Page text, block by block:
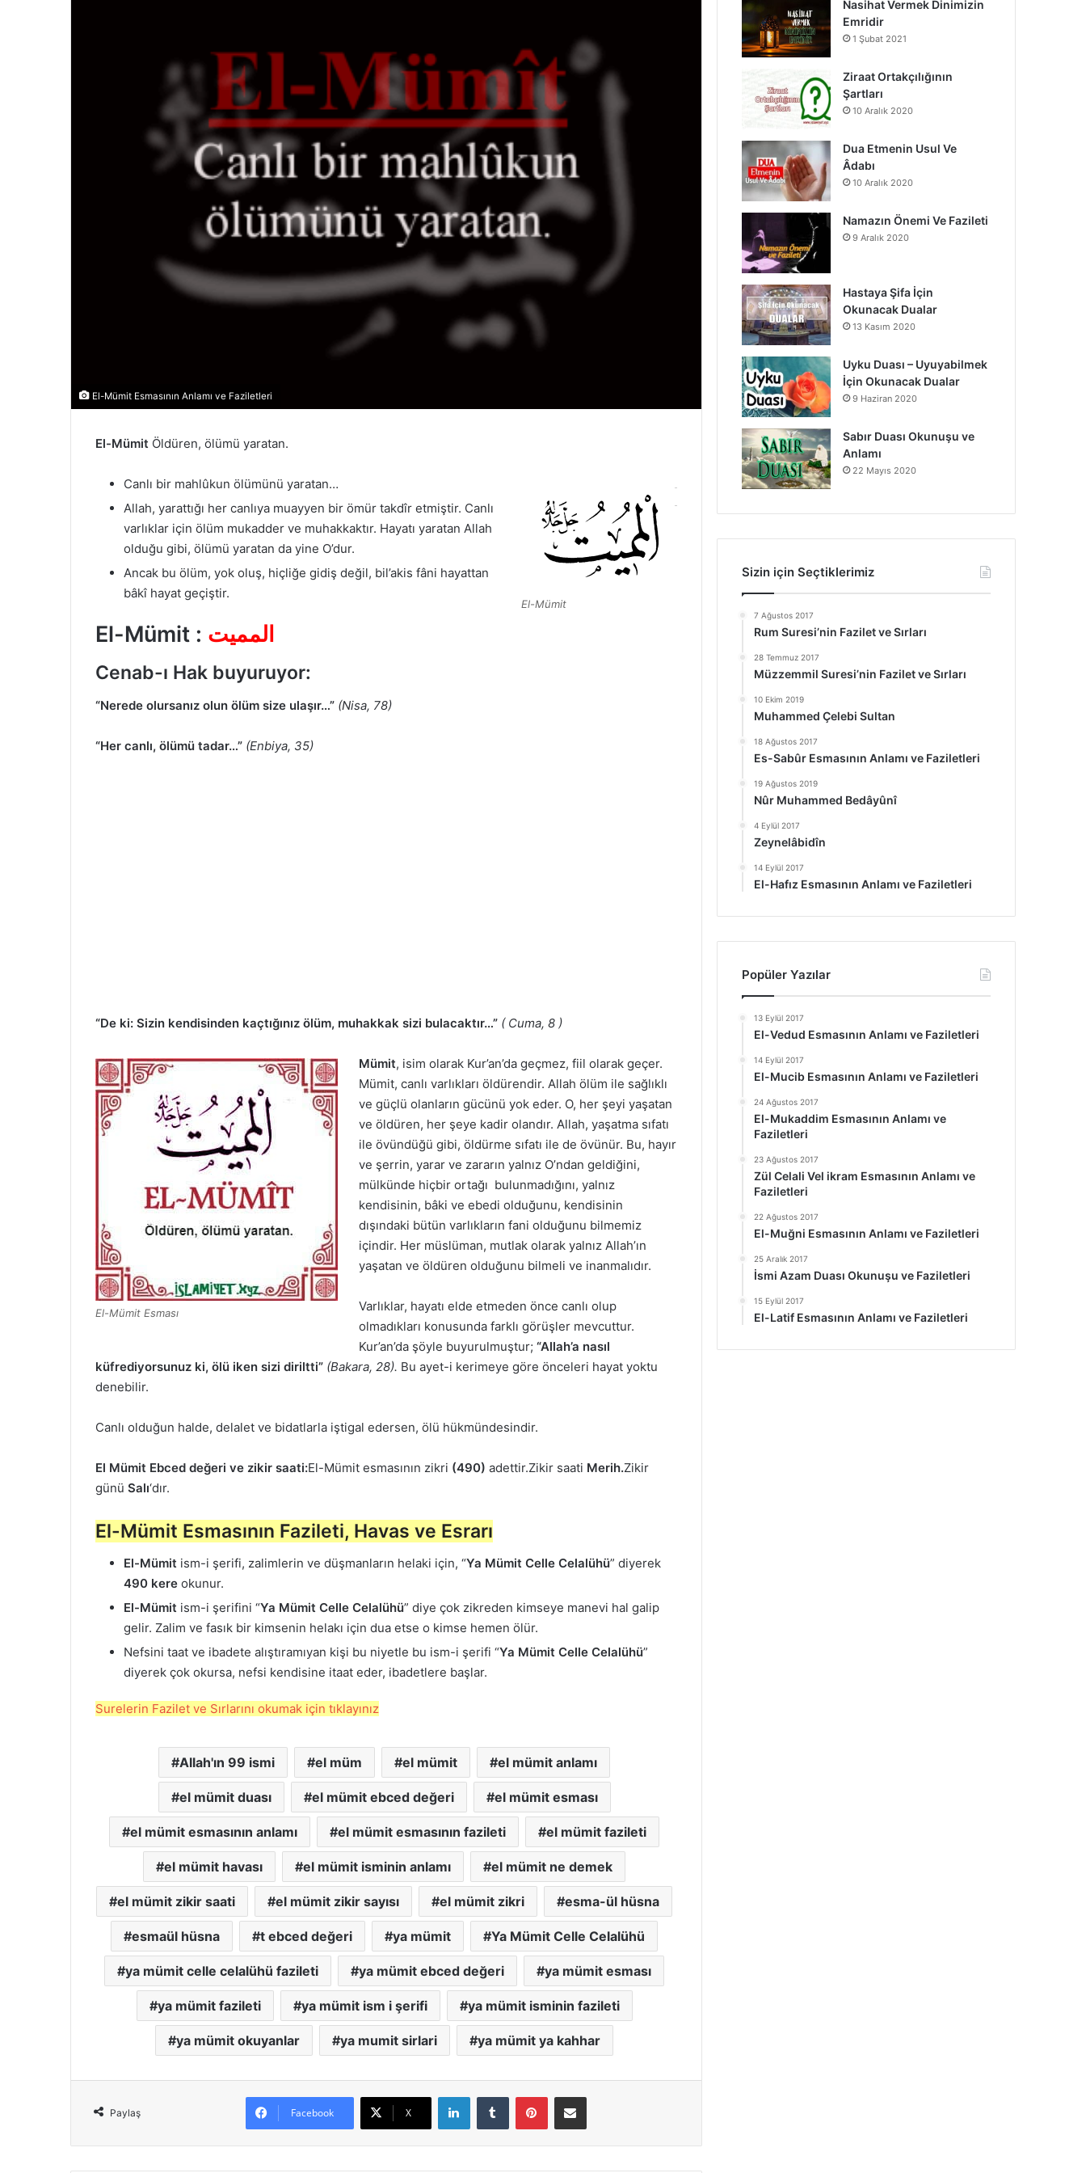
El-Mümit Esmasının Anlamı ve Faziletleri
El-Mümit Öldüren, ölümü yaratan.
El-Mümit
Canlı bir mahlûkun ölümünü yaratan…
Allah, yarattığı her canlıya muayyen bir ömür takdîr etmiştir. Canlı
varlıklar için ölüm mukadder ve muhakkaktır. Hayatı yaratan Allah
olduğu gibi, ölümü yaratan da yine O’dur.
Ancak bu ölüm, yok oluş, hiçliğe gidiş değil, bil’akis fâni hayattan
bâkî hayat geçiştir.
El-Mümit : المميت
Cenab-ı Hak buyuruyor:
“Nerede olursanız olun ölüm size ulaşır…” (Nisa, 78)
“Her canlı, ölümü tadar…” (Enbiya, 35)
“De ki: Sizin kendisinden kaçtığınız ölüm, muhakkak sizi bulacaktır…” ( Cuma, 8 )
El-Mümit Esması
Mümit, isim olarak Kur’an’da geçmez, fiil olarak geçer.
Mümit, canlı varlıkları öldürendir. Allah ölüm ile sağlıklı
ve güçlü olanların gücünü yok eder. O, her şeyi yaşatan
ve öldüren, her şeye kadir olandır. Allah, yaşatma sıfatı
ile övündüğü gibi, öldürme sıfatı ile de övünür. Bu, hayır
ve şerrin, yarar ve zararın yalnız O’ndan geldiğini,
mülkünde hiçbir ortağı bulunmadığını, yalnız
kendisinin, bâki ve ebedi olduğunu, kendisinin
dışındaki bütün varlıkların fani olduğunu bilmemiz
içindir. Her müslüman, mutlak olarak yalnız Allah’ın
yaşatan ve öldüren olduğunu bilmeli ve inanmalıdır.
Varlıklar, hayatı elde etmeden önce canlı olup
olmadıkları konusunda farklı görüşler mevcuttur.
Kur’an’da şöyle buyurulmuştur; “Allah’a nasıl
küfrediyorsunuz ki, ölü iken sizi diriltti” (Bakara, 28). Bu ayet-i kerimeye göre önceleri hayat yoktu
denebilir.
Canlı olduğun halde, delalet ve bidatlarla iştigal edersen, ölü hükmündesindir.
El Mümit Ebced değeri ve zikir saati:El-Mümit esmasının zikri (490) adettir.Zikir saati Merih.Zikir
günü Salı‘dır.
El-Mümit Esmasının Fazileti, Havas ve Esrarı
El-Mümit ism-i şerifi, zalimlerin ve düşmanların helaki için, “Ya Mümit Celle Celalühü” diyerek
490 kere okunur.
El-Mümit ism-i şerifini “Ya Mümit Celle Celalühü” diye çok zikreden kimseye manevi hal galip
gelir. Zalim ve fasık bir kimsenin helakı için dua etse o kimse hemen ölür.
Nefsini taat ve ibadete alıştıramıyan kişi bu niyetle bu ism-i şerifi “Ya Mümit Celle Celalühü”
diyerek çok okursa, nefsi kendisine itaat eder, ibadetlere başlar.
Surelerin Fazilet ve Sırlarını okumak için tıklayınız
Allah'ın 99 ismi el müm el mümit el mümit anlamı
el mümit duası el mümit ebced değeri el mümit esması
el mümit esmasının anlamı el mümit esmasının fazileti el mümit fazileti
el mümit havası el mümit isminin anlamı el mümit ne demek
el mümit zikir saati el mümit zikir sayısı el mümit zikri esma-ül hüsna
esmaül hüsna t ebced değeri ya mümit Ya Mümit Celle Celalühü
ya mümit celle celalühü fazileti ya mümit ebced değeri ya mümit esması
ya mümit fazileti ya mümit ism i şerifi ya mümit isminin fazileti
ya mümit okuyanlar ya mumit sirlari ya mümit ya kahhar
Paylaş Facebook X
LinkedIn Tumblr Pinterest E-Posta ile paylaş
o
o
k
b
g
a
Nasihat Vermek Dinimizin
Emridir
1 Şubat 2021
Ziraat Ortakçılığının
Şartları
10 Aralık 2020
Dua Etmenin Usul Ve
Âdabı
10 Aralık 2020
Namazın Önemi Ve Fazileti
9 Aralık 2020
Hastaya Şifa İçin
Okunacak Dualar
13 Kasım 2020
Uyku Duası – Uyuyabilmek
İçin Okunacak Dualar
9 Haziran 2020
Sabır Duası Okunuşu ve
Anlamı
22 Mayıs 2020
Sizin için Seçtiklerimiz
7 Ağustos 2017
Rum Suresi’nin Fazilet ve Sırları
28 Temmuz 2017
Müzzemmil Suresi’nin Fazilet ve Sırları
10 Ekim 2019
Muhammed Çelebi Sultan
18 Ağustos 2017
Es-Sabûr Esmasının Anlamı ve Faziletleri
19 Ağustos 2019
Nûr Muhammed Bedâyûnî
4 Eylül 2017
Zeynelâbidîn
14 Eylül 2017
El-Hafız Esmasının Anlamı ve Faziletleri
Popüler Yazılar
13 Eylül 2017
El-Vedud Esmasının Anlamı ve Faziletleri
14 Eylül 2017
El-Mucib Esmasının Anlamı ve Faziletleri
24 Ağustos 2017
El-Mukaddim Esmasının Anlamı ve
Faziletleri
23 Ağustos 2017
Zül Celali Vel ikram Esmasının Anlamı ve
Faziletleri
22 Ağustos 2017
El-Muğni Esmasının Anlamı ve Faziletleri
25 Aralık 2017
İsmi Azam Duası Okunuşu ve Faziletleri
15 Eylül 2017
El-Latif Esmasının Anlamı ve Faziletleri